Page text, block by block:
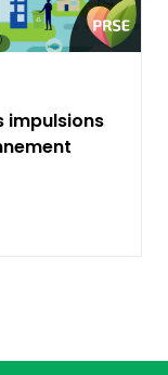
impulsions